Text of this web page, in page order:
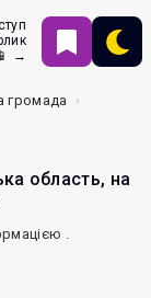
→
громада
область, на
.